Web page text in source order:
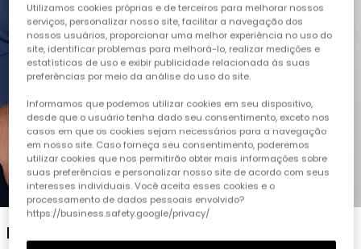
1 2 3 4
Boné azul algodão
Utilizamos cookies próprias e de terceiros para melhorar nossos
serviços, personalizar nosso site, facilitar a navegação dos
nossos usuários, proporcionar uma melhor experiência no uso do
site, identificar problemas para melhorá-lo, realizar medições e
estatísticas de uso e exibir publicidade relacionada às suas
preferências por meio da análise do uso do site.
Informamos que podemos utilizar cookies em seu dispositivo,
desde que o usuário tenha dado seu consentimento, exceto nos
casos em que os cookies sejam necessários para a navegação
em nosso site. Caso forneça seu consentimento, poderemos
utilizar cookies que nos permitirão obter mais informações sobre
suas preferências e personalizar nosso site de acordo com seus
interesses individuais. Você aceita esses cookies e o
processamento de dados pessoais envolvido?
https://business.safety.google/privacy/